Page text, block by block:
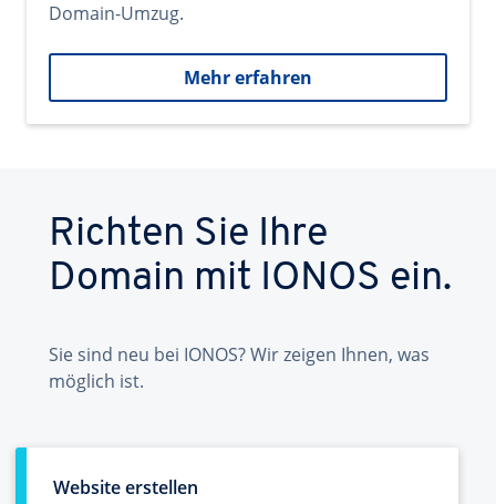
Domain-Umzug.
Mehr erfahren
Richten Sie Ihre
Domain mit IONOS ein.
Sie sind neu bei IONOS? Wir zeigen Ihnen, was
möglich ist.
Website erstellen